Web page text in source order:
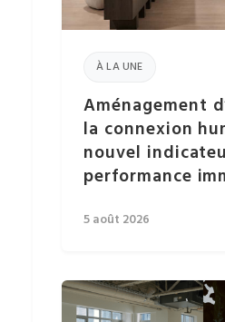
À LA UNE
Aménagement
la connexion
nouvel
performance
5 août 2026